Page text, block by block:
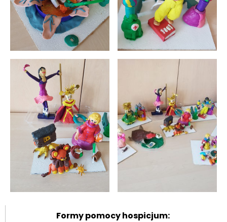
Formy pomocy hospicjum: